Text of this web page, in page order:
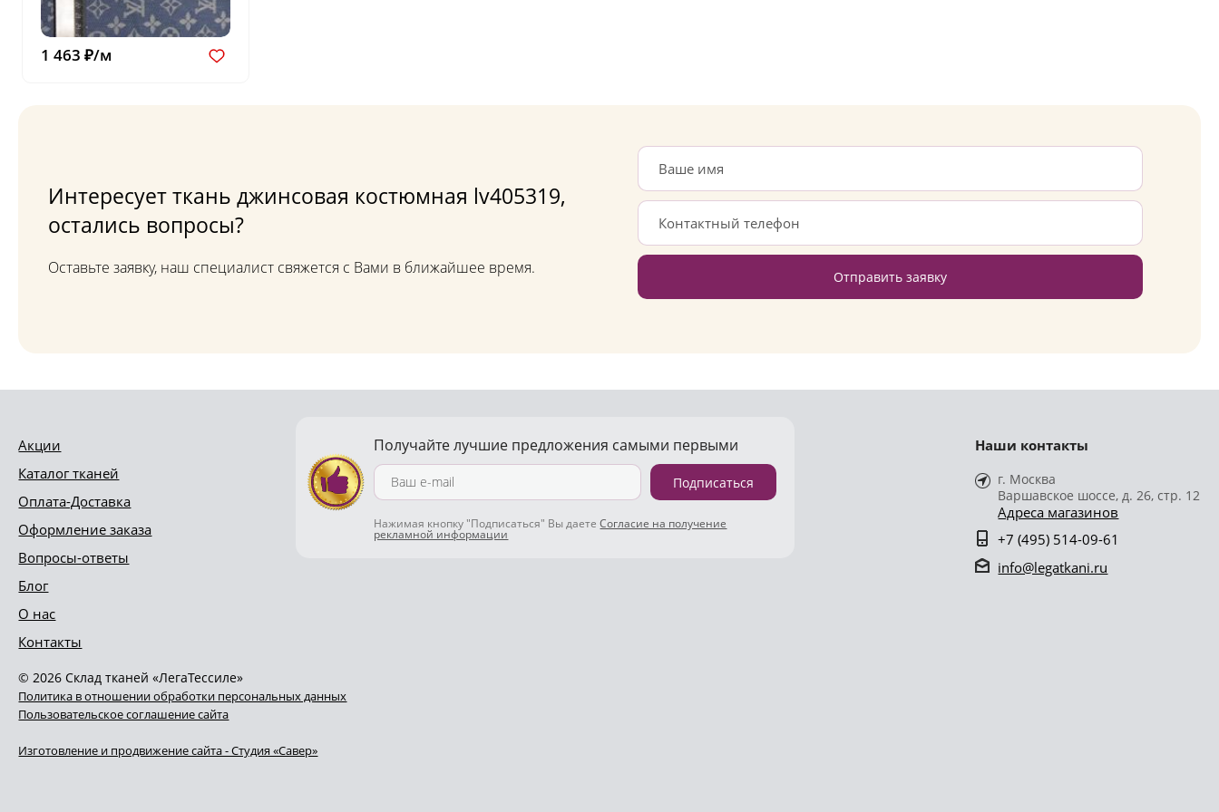
1 463 ₽/м
Интересует ткань джинсовая костюмная lv405319,
остались вопросы?
Оставьте заявку, наш специалист свяжется с Вами в ближайшее время. Отправить заявку
Акции
Каталог тканей
Оплата-Доставка
Оформление заказа
Вопросы-ответы
Блог
О нас
Контакты
Получайте лучшие предложения самыми первыми
Подписаться
Нажимая кнопку "Подписаться" Вы даетеСогласие на получение
рекламной информации
Наши контакты
г. Москва
Варшавское шоссе, д. 26, стр. 12
Адреса магазинов
+7 (495) 514-09-61
info@legatkani.ru
© 2026 Склад тканей «ЛегаТессиле»
Политика в отношении обработки персональных данных
Пользовательское соглашение сайта
Изготовление и продвижение сайта - Студия «Савер»